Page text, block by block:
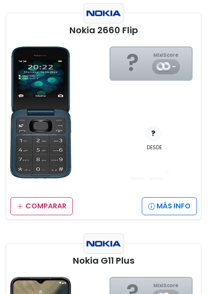
Nokia 2660 Flip
? MixiScore
-
?
DESDE
COMPARAR MÁS INFO
Nokia G11 Plus
MixiScore